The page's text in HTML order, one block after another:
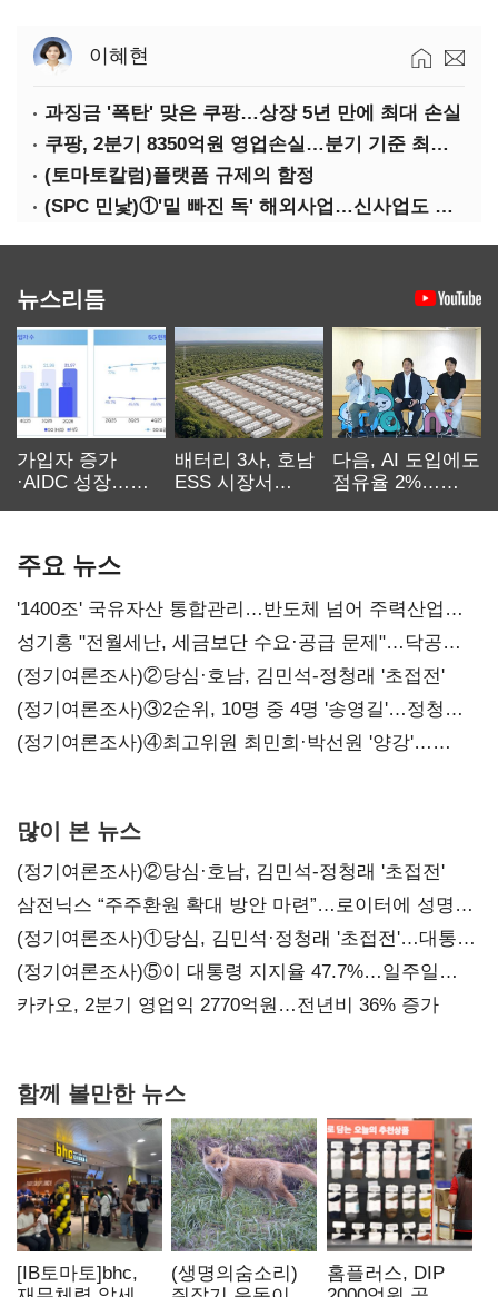
이혜현
과징금 '폭탄' 맞은 쿠팡…상장 5년 만에 최대 손실
쿠팡, 2분기 8350억원 영업손실…분기 기준 최대 적자
(토마토칼럼)플랫폼 규제의 함정
(SPC 민낯)①'밑 빠진 독' 해외사업…신사업도 경고등
뉴스리듬
가입자 증가
·AIDC 성장…
배터리 3사, 호남
ESS 시장서
다음, AI 도입에도
점유율 2%…
주요 뉴스
'1400조' 국유자산 통합관리…반도체 넘어 주력산업
구조혁신
성기홍 "전월세난, 세금보단 수요·공급 문제"…닥공
시사
(정기여론조사)②당심·호남, 김민석-정청래 '초접전'
(정기여론조사)③2순위, 10명 중 4명 '송영길'…정청래
'한 자릿수'
(정기여론조사)④최고위원 최민희·박선원 '양강'…
많이 본 뉴스
(정기여론조사)②당심·호남, 김민석-정청래 '초접전'
삼전닉스 “주주환원 확대 방안 마련”…로이터에 성명
보내
(정기여론조사)①당심, 김민석·정청래 '초접전'…대통령
지지도 '50% 아래로'(종합)
(정기여론조사)⑤이 대통령 지지율 47.7%…일주일
만에 다시 40%대
카카오, 2분기 영업익 2770억원…전년비 36% 증가
함께 볼만한 뉴스
[IB토마토]bhc,
(생명의숨소리)
홈플러스, DIP